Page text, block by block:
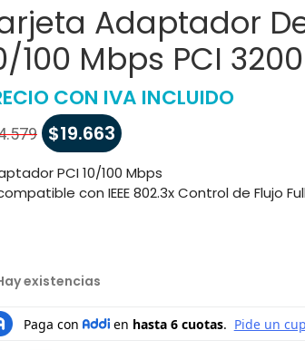
Adaptador
100 Mbps PCI 3200
CON IVA INCLUIDO
$19.663
PCI 10/100 Mbps
con IEEE 802.3x Control de Flujo
existencias